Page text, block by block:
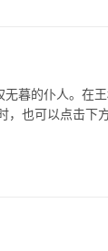
暮的仆人。在
，也可以点击下